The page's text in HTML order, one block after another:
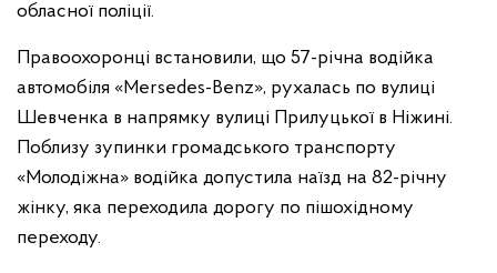
обласної поліції.
Правоохоронці встановили, що 57-річна водійка
автомобіля «Mersedes-Benz», рухалась по вулиці
Шевченка в напрямку вулиці Прилуцької в Ніжині.
Поблизу зупинки громадського транспорту
«Молодіжна» водійка допустила наїзд на 82-річну
жінку, яка переходила дорогу по пішохідному
переходу.